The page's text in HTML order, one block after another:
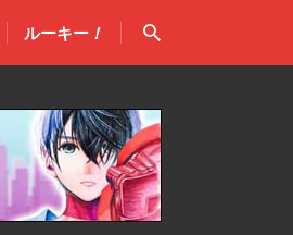
ルーキー！ 検索